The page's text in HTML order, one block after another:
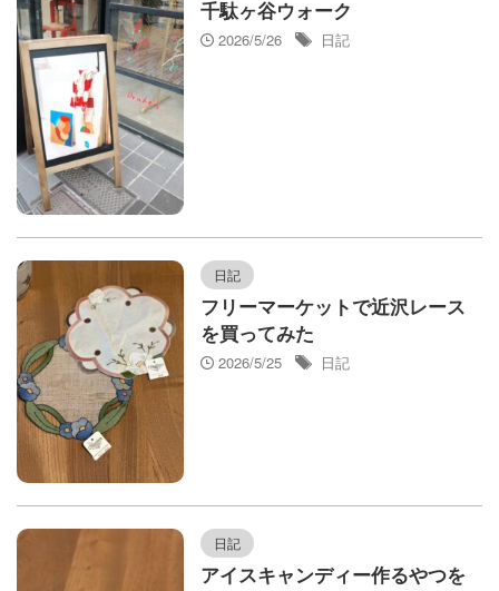
千駄ヶ谷ウォーク
2026/5/26
日記
日記
フリーマーケットで近沢レース
を買ってみた
2026/5/25
日記
日記
アイスキャンディー作るやつを